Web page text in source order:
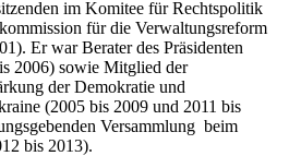
im Komitee für Rechtspolitik
für die Verwaltungsreform
Er war Berater des Präsidenten
2006) sowie Mitglied der
der Demokratie und
(2005 bis 2009 und 2011 bis
Versammlung beim
bis 2013).